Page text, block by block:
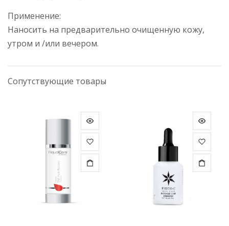
Применение:
Наносить на предварительно очищенную кожу,
утром и /или вечером.
Сопутствующие товары